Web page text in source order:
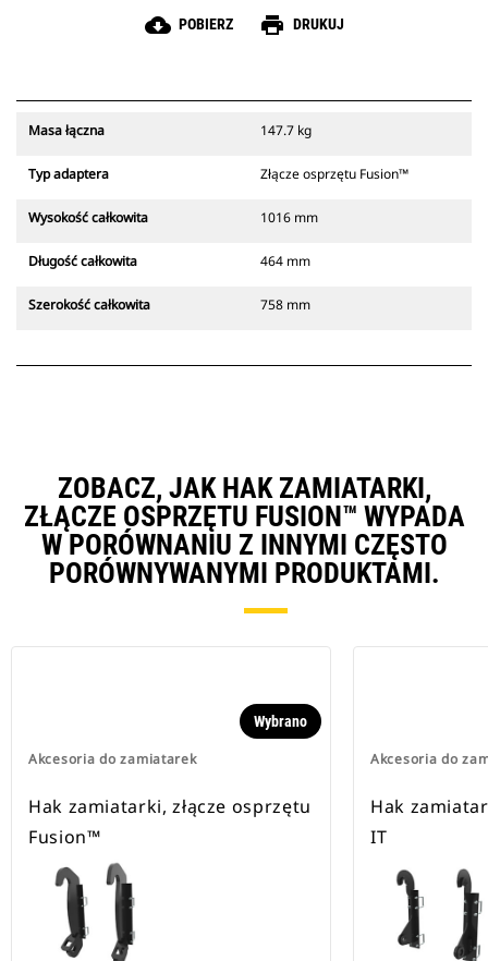
cloud_download POBIERZ print DRUKUJ
Masa łączna 147.7 kg
Typ adaptera Złącze osprzętu Fusion™
Wysokość całkowita 1016 mm
Długość całkowita 464 mm
Szerokość całkowita 758 mm
ZOBACZ, JAK HAK ZAMIATARKI,
ZŁĄCZE OSPRZĘTU FUSION™ WYPADA
W PORÓWNANIU Z INNYMI CZĘSTO
PORÓWNYWANYMI PRODUKTAMI.
Akcesoria do zamiatarek
Wybrano
Hak zamiatarki, złącze osprzętu
Fusion™
Akcesoria do
Hak
IT